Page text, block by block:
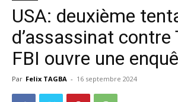
USA: deuxième
d’assassinat contre
FBI ouvre une
Par Felix TAGBA - 16 septembre 2024